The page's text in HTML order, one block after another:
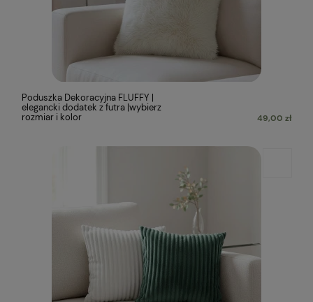
Poduszka Dekoracyjna FLUFFY |
elegancki dodatek z futra |wybierz
rozmiar i kolor
49,00 zł